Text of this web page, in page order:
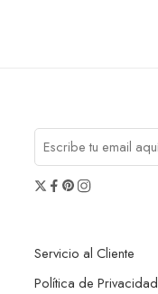
Servicio al Cliente
Política de Privacidad